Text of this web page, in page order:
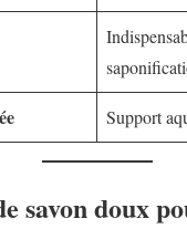
Support
savon doux